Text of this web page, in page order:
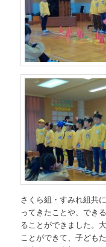
さくら組・すみれ組共
ってきたことや、でき
ることができました。
ことができて、子ども